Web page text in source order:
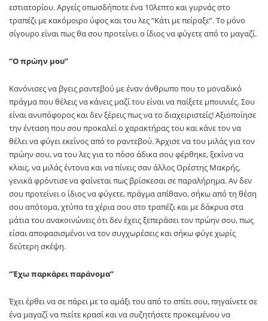
εστιατορίου. Αργείς οπωσδήποτε ένα 10λεπτο και γυρνάς στο
τραπέζι με κακόμοιρο ύφος και του λες “Κάτι με πείραξε”. Το μόνο
σίγουρο είναι πως θα σου προτείνει ο ίδιος να φύγετε από το μαγαζί.
“Ο πρώην μου”
Κανόνισες να βγεις ραντεβού με έναν άνθρωπο που το μοναδικό
πράγμα που θέλεις να κάνεις μαζί του είναι να παίξετε μπουνιές. Σου
είναι ανυπόφορος και δεν ξέρεις πως να το διαχειριστείς! Αξιοποίησε
την ένταση που σου προκαλεί ο χαρακτήρας του και κάνε τον να
θέλει να φύγει εκείνος από το ραντεβού. Άρχισε να του μιλάς για τον
πρώην σου, να του λες για το πόσο άδικα σου φέρθηκε, ξεκίνα να
κλαις, να μιλάς έντονα και να πίνεις σαν άλλος Ορέστης Μακρής,
γενικά φρόντισε να φαίνεται πως βρίσκεσαι σε παραλήρημα. Αν δεν
σου προτείνει ο ίδιος να φύγετε, πράγμα απίθανο, σήκω από τη θέση
σου απότομα, χτύπα τα χέρια σου στο τραπέζι και με δάκρυα στα
μάτια του ανακοινώνεις ότι δεν έχεις ξεπεράσει τον πρώην σου, πως
είσαι αποφασισμένοι να τον συγχωρέσεις και σήκω φύγε χωρίς
δεύτερη σκέψη.
“Έχω παρκάρει παράνομα”
Έχει έρθει να σε πάρει με το αμάξι του από το σπίτι σου, πηγαίνετε σε
ένα μαγαζί να πιείτε κρασί και να συζητήσετε προκειμένου να